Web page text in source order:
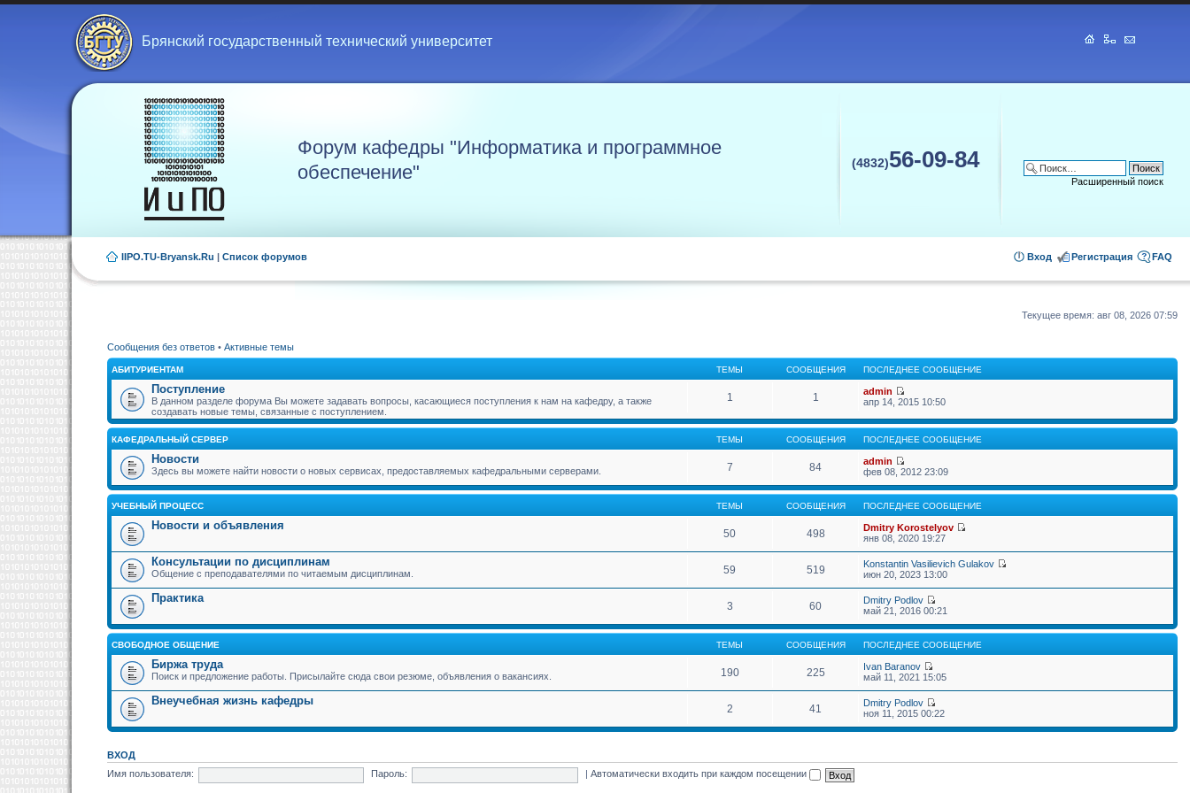
Брянский государственный технический университет
Форум кафедры "Информатика и программное
обеспечение"
(4832)56-09-84
Расширенный поиск
IIPO.TU-Bryansk.Ru | Список форумов FAQ
Регистрация
Вход
Текущее время: авг 08, 2026 07:59
Сообщения без ответов • Активные темы
АБИТУРИЕНТАМ ТЕМЫ СООБЩЕНИЯ ПОСЛЕДНЕЕ СООБЩЕНИЕ
Поступление
В данном разделе форума Вы можете задавать вопросы, касающиеся поступления к нам на кафедру, а также
создавать новые темы, связанные с поступлением.
1 1
admin
апр 14, 2015 10:50
КАФЕДРАЛЬНЫЙ СЕРВЕР ТЕМЫ СООБЩЕНИЯ ПОСЛЕДНЕЕ СООБЩЕНИЕ
Новости
Здесь вы можете найти новости о новых сервисах, предоставляемых кафедральными серверами. 7 84
admin
фев 08, 2012 23:09
УЧЕБНЫЙ ПРОЦЕСС ТЕМЫ СООБЩЕНИЯ ПОСЛЕДНЕЕ СООБЩЕНИЕ
Новости и объявления
50 498
Dmitry Korostelyov
янв 08, 2020 19:27
Консультации по дисциплинам
Общение с преподавателями по читаемым дисциплинам. 59 519
Konstantin Vasilievich Gulakov
июн 20, 2023 13:00
Практика
3 60
Dmitry Podlov
май 21, 2016 00:21
СВОБОДНОЕ ОБЩЕНИЕ ТЕМЫ СООБЩЕНИЯ ПОСЛЕДНЕЕ СООБЩЕНИЕ
Биржа труда
Поиск и предложение работы. Присылайте сюда свои резюме, объявления о вакансиях. 190 225
Ivan Baranov
май 11, 2021 15:05
Внеучебная жизнь кафедры
2 41
Dmitry Podlov
ноя 11, 2015 00:22
ВХОД
Имя пользователя:
Пароль: Автоматически входить при каждом посещении